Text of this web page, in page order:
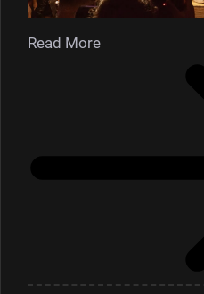
Read More